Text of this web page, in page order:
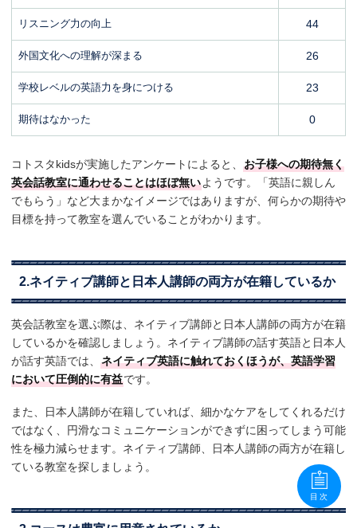
リスニング力の向上 44
外国文化への理解が深まる 26
学校レベルの英語力を身につける 23
期待はなかった 0
コトスタkidsが実施したアンケートによると、 お子様への期待無く
英会話教室に通わせることはほぼ無いようです。「英語に親しん
でもらう」など大まかなイメージではありますが、何らかの期待や
目標を持って教室を選んでいることがわかります。
2.ネイティブ講師と日本人講師の両方が在籍しているか
英会話教室を選ぶ際は、ネイティブ講師と日本人講師の両方が在籍
しているかを確認しましょう。ネイティブ講師の話す英語と日本人
が話す英語では、 ネイティブ英語に触れておくほうが、英語学習
において圧倒的に有益です。
また、日本人講師が在籍していれば、細かなケアをしてくれるだけ
ではなく、円滑なコミュニケーションができずに困ってしまう可能
性を極力減らせます。ネイティブ講師、日本人講師の両方が在籍し
ている教室を探しましょう。
目次